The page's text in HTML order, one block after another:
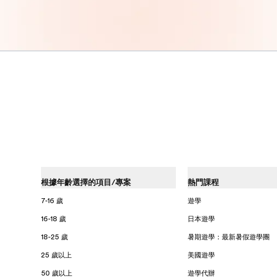
根據年齡選擇的項目/專案
7-16 歲
16-18 歲
18-25 歲
25 歲以上
50 歲以上
熱門課程
遊學
日本遊學
暑期遊學：最新暑假遊學團
美國遊學
遊學代辦